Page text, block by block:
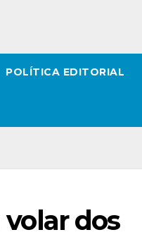
POLÍTICA EDITORIAL
dos